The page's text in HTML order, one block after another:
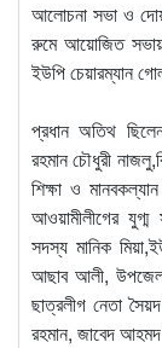
আলোচনা সভা ও
রুমে আয়োজিত
ইউপি চেয়ারম্যান
প্রধান অতিথ
রহমান চৌধুরী
শিক্ষা ও
আওয়ামীলীগের
সদস্য মানিক
আছাব আলী,
ছাত্রলীগ নেতা
রহমান, জাবেদ